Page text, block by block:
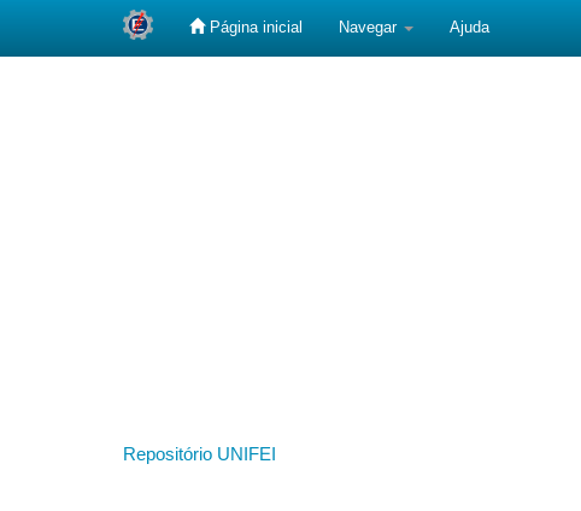
Página inicial Navegar Ajuda
Repositório UNIFEI